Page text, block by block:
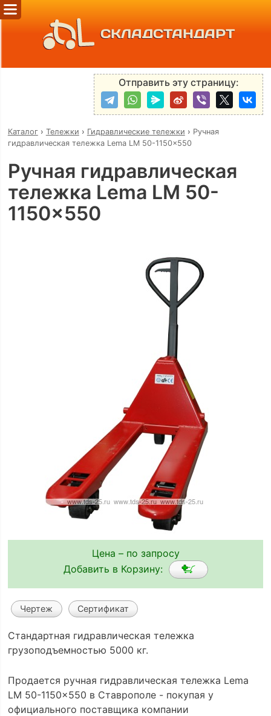
СКЛАДСТАНДАРТ
Отправить эту страницу:
Каталог› Тележки › Гидравлические тележки › Ручная
гидравлическая тележка Lema LM 50-1150x550
Ручная гидравлическая
тележка Lema LM 50-
1150x550
Цена – по запросу
Добавить в Корзину:
Чертеж Сертификат
Стандартная гидравлическая тележка
грузоподъемностью 5000 кг.
Продается ручная гидравлическая тележка Lema
LM 50-1150x550 в Ставрополе - покупая у
официального поставщика компании